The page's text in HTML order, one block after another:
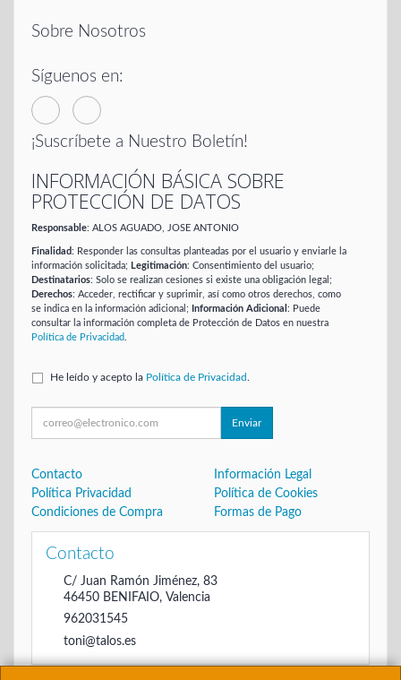
Sobre Nosotros
Síguenos en:
¡Suscríbete a Nuestro Boletín!
INFORMACIÓN BÁSICA SOBRE
PROTECCIÓN DE DATOS
Responsable: ALOS AGUADO, JOSE ANTONIO
Finalidad: Responder las consultas planteadas por el usuario y enviarle la
información solicitada; Legitimación: Consentimiento del usuario;
Destinatarios: Solo se realizan cesiones si existe una obligación legal;
Derechos: Acceder, rectificar y suprimir, así como otros derechos, como
se indica en la información adicional;
Información Adicional : Puede
consultar la información completa de Protección de Datos en nuestra
Política de Privacidad
He leído y acepto la Política de Privacidad
Enviar
Contacto
Información Legal
Política Privacidad
Política de Cookies
Condiciones de Compra
Formas de Pago
Contacto
C/ Juan Ramón Jiménez, 83
46450 BENIFAIO, Valencia
962031545
toni@talos.es